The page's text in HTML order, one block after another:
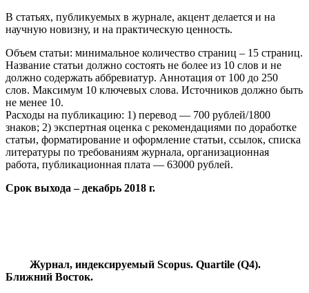
В статьях, публикуемых в журнале, акцент делается и на
научную новизну, и на практическую ценность.
Объем статьи: минимальное количество страниц – 15 страниц.
Название статьи должно состоять не более из 10 слов и не
должно содержать аббревиатур. Аннотация от 100 до 250
слов. Максимум 10 ключевых слова. Источников должно быть
не менее 10.
Расходы на публикацию: 1) перевод — 700 рублей/1800
знаков; 2) экспертная оценка с рекомендациями по доработке
статьи, форматирование и оформление статьи, ссылок, списка
литературы по требованиям журнала, организационная
работа, публикационная плата — 63000 рублей.
Срок выхода – декабрь 2018 г.
Журнал, индексируемый Scopus. Quartile (Q4).
Ближний Восток.